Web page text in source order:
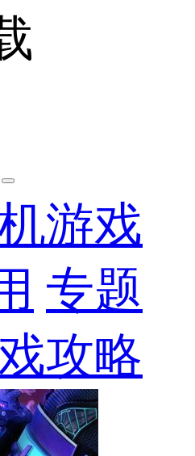
游戏
专题
攻略